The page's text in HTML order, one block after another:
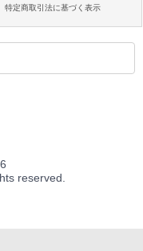
特定商取引法に基づく表示
reserved.